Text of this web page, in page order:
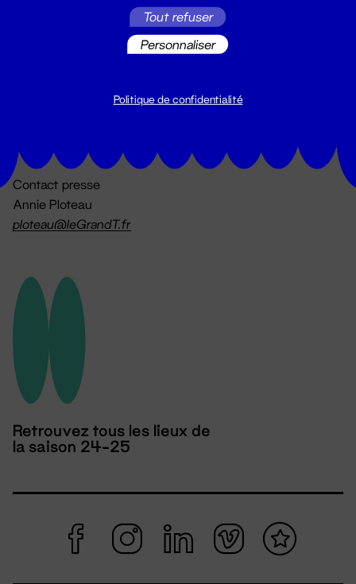
billetterie@leGrandT.fr
Du lundi au vendredi 14h → 18h
Contact presse
Annie Ploteau
ploteau@leGrandT.fr
Retrouvez tous les lieux de
la saison 24-25
Tout refuser
Personnaliser
Politique de confidentialité